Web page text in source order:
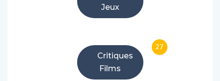
Jeux
Critiques
Films
27